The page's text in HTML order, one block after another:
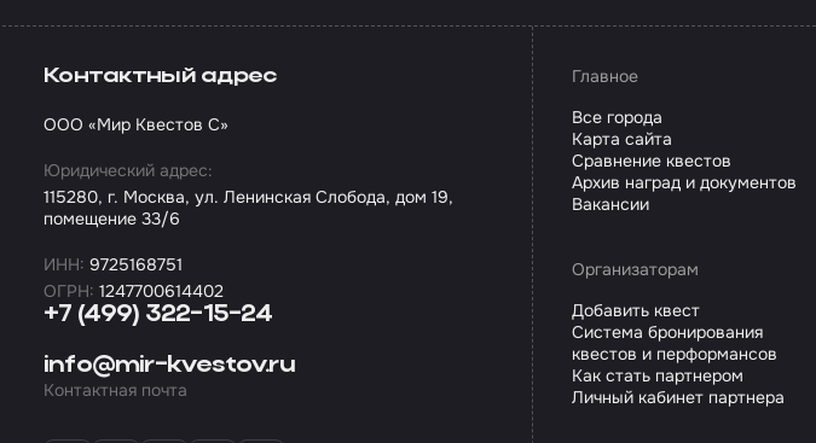
+7 (499) 322-15-24
info@mir-kvestov.ru
Контактная почта
Контактный адрес
ООО «Мир Квестов С»
Юридический адрес:
115280, г. Москва, ул. Ленинская Слобода, дом 19,
помещение 33/6
ИНН: 9725168751
ОГРН: 1247700614402
Главное
Все города
Карта сайта
Сравнение квестов
Архив наград и документов
Вакансии
Организаторам
Добавить квест
Система бронирования
квестов и перформансов
Как стать партнером
Личный кабинет партнера